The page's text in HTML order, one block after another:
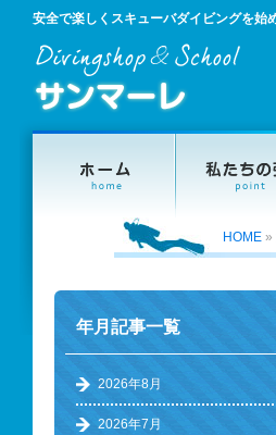
安全で楽しくスキューバダイビングを始
HOME »
年月記事一覧
2026年8月
2026年7月